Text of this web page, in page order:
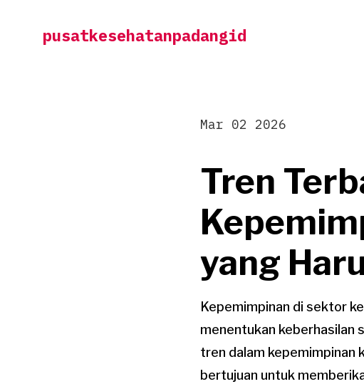
pusatkesehatanpadangid
Tren
yang
Mar 02 2026
Kepemimpinan di sektor
menentukan keberhasilan
tren dalam kepemimpinan
bertujuan untuk